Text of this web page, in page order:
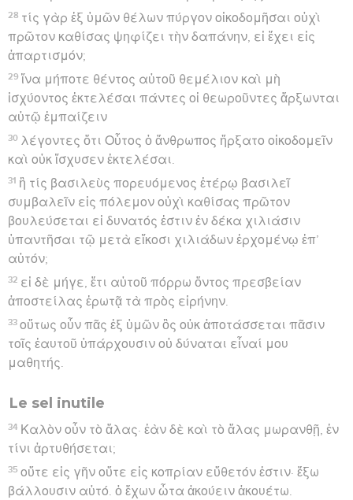
28 τίς γὰρ ἐξ ὑμῶν θέλων πύργον οἰκοδομῆσαι οὐχὶ
πρῶτον καθίσας ψηφίζει τὴν δαπάνην, εἰ ἔχει εἰς
ἀπαρτισμόν;
29 ἵνα μήποτε θέντος αὐτοῦ θεμέλιον καὶ μὴ
ἰσχύοντος ἐκτελέσαι πάντες οἱ θεωροῦντες ἄρξωνται
αὐτῷ ἐμπαίζειν
30 λέγοντες ὅτι Οὗτος ὁ ἄνθρωπος ἤρξατο οἰκοδομεῖν
καὶ οὐκ ἴσχυσεν ἐκτελέσαι.
31 ἢ τίς βασιλεὺς πορευόμενος ἑτέρῳ βασιλεῖ
συμβαλεῖν εἰς πόλεμον οὐχὶ καθίσας πρῶτον
βουλεύσεται εἰ δυνατός ἐστιν ἐν δέκα χιλιάσιν
ὑπαντῆσαι τῷ μετὰ εἴκοσι χιλιάδων ἐρχομένῳ ἐπ’
αὐτόν;
32 εἰ δὲ μήγε, ἔτι αὐτοῦ πόρρω ὄντος πρεσβείαν
ἀποστείλας ἐρωτᾷ τὰ πρὸς εἰρήνην.
33 οὕτως οὖν πᾶς ἐξ ὑμῶν ὃς οὐκ ἀποτάσσεται πᾶσιν
τοῖς ἑαυτοῦ ὑπάρχουσιν οὐ δύναται εἶναί μου
μαθητής.
Le sel inutile
34 Καλὸν οὖν τὸ ἅλας· ἐὰν δὲ καὶ τὸ ἅλας μωρανθῇ, ἐν
τίνι ἀρτυθήσεται;
35 οὔτε εἰς γῆν οὔτε εἰς κοπρίαν εὔθετόν ἐστιν· ἔξω
βάλλουσιν αὐτό. ὁ ἔχων ὦτα ἀκούειν ἀκουέτω.